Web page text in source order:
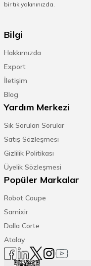
bir tık yakınınızda.
Bilgi
Hakkımızda
Export
İletişim
Blog
Yardım Merkezi
Sık Sorulan Sorular
Satış Sözleşmesi
Gizlilik Politikası
Üyelik Sözleşmesi
Popüler Markalar
Robot Coupe
Samixir
Dalla Corte
Atalay